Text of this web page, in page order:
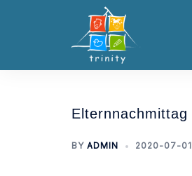
Elternnachmittag
BY ADMIN 2020-07-01